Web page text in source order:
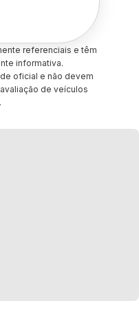
referenciais e têm
informativa.
oficial e não devem
de veículos